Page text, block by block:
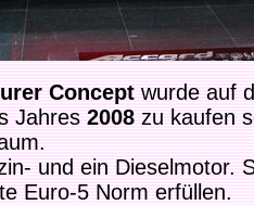
Conceptwurde auf
Jahres2008zu kaufen
und ein Dieselmotor.
Euro-5 Norm erfüllen.